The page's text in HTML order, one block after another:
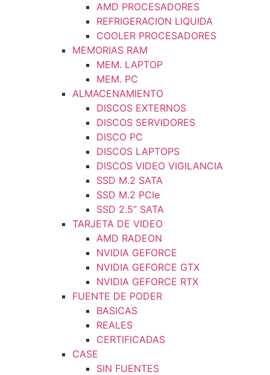
AMD PROCESADORES
REFRIGERACION LIQUIDA
COOLER PROCESADORES
MEMORIAS RAM
MEM. LAPTOP
MEM. PC
ALMACENAMIENTO
DISCOS EXTERNOS
DISCOS SERVIDORES
DISCO PC
DISCOS LAPTOPS
DISCOS VIDEO VIGILANCIA
SSD M.2 SATA
SSD M.2 PCIe
SSD 2.5” SATA
TARJETA DE VIDEO
AMD RADEON
NVIDIA GEFORCE
NVIDIA GEFORCE GTX
NVIDIA GEFORCE RTX
FUENTE DE PODER
BASICAS
REALES
CERTIFICADAS
CASE
SIN FUENTES